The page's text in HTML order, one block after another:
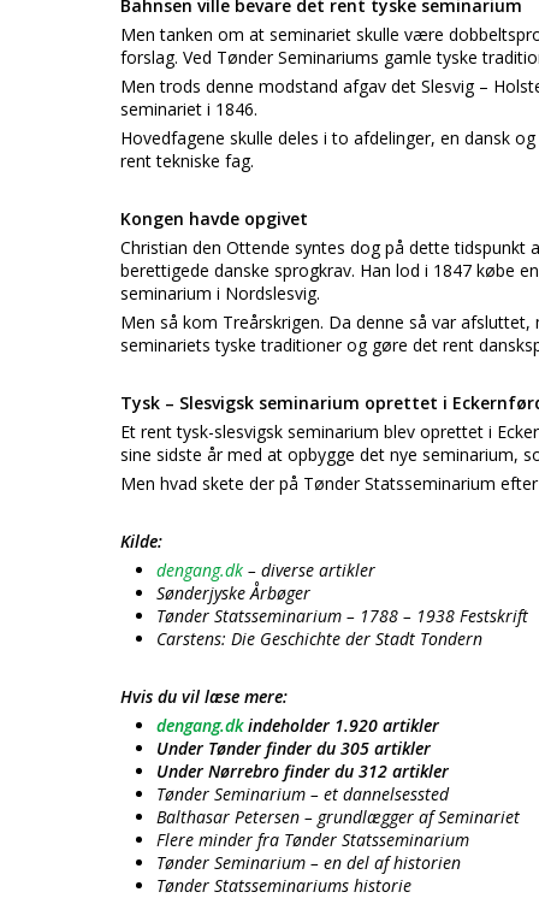
Bahnsen ville bevare det rent tyske seminarium
Men tanken om at seminariet skulle være
forslag. Ved Tønder Seminariums gamle tyske
Men trods denne modstand afgav det Slesvig –
seminariet i 1846.
Hovedfagene skulle deles i to afdelinger, en dansk
rent tekniske fag.
Kongen havde opgivet
Christian den Ottende syntes dog på dette
berettigede danske sprogkrav. Han lod i 1847 købe
seminarium i Nordslesvig.
Men så kom Treårskrigen. Da denne så var
seminariets tyske traditioner og gøre det rent
Tysk – Slesvigsk seminarium oprettet i
Et rent tysk-slesvigsk seminarium blev oprettet i
sine sidste år med at opbygge det nye seminarium,
Men hvad skete der på Tønder Statsseminarium
Kilde:
dengang.dk – diverse artikler
Sønderjyske Årbøger
Tønder Statsseminarium – 1788 – 1938 Festskrift
Carstens: Die Geschichte der Stadt Tondern
Hvis du vil læse mere:
dengang.dkindeholder 1.920 artikler
Under Tønder finder du 305 artikler
Under Nørrebro finder du 312 artikler
Tønder Seminarium – et dannelsessted
Balthasar Petersen – grundlægger af Seminariet
Flere minder fra Tønder Statsseminarium
Tønder Seminarium – en del af historien
Tønder Statsseminariums historie